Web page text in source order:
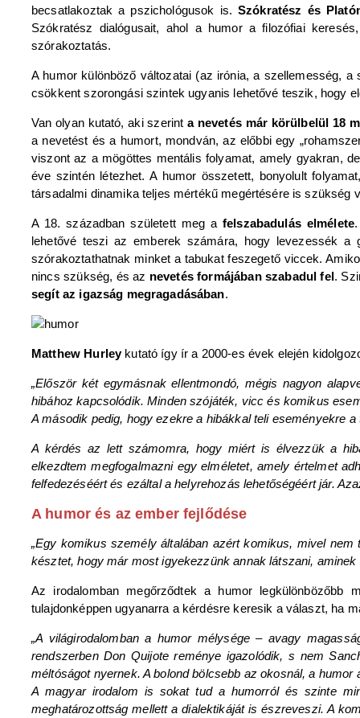
becsatlakoztak a pszichológusok is. Szókratész és
Szókratész dialógusait, ahol a humor a filozófiai
szórakoztatás.
A humor különböző változatai (az irónia, a szellemesség,
csökkent szorongási szintek ugyanis lehetővé teszik, hogy
Van olyan kutató, aki szerinta nevetés már körülbelül 18
a nevetést és a humort, mondván, az előbbi egy
viszont az a mögöttes mentális folyamat, amely gyakran,
éve szintén létezhet. A humor összetett, bonyolult
társadalmi dinamika teljes mértékű megértésére is szükség
A 18. században született meg a felszabadulás elmélete.
lehetővé teszi az emberek számára, hogy levezessék
szórakoztathatnak minket a tabukat feszegető viccek.
nincs szükség, és az nevetés formájában szabadul fel.
segít az igazság megragadásában.
Matthew Hurleykutató így ír a 2000-es évek elején
„Először két egymásnak ellentmondó, mégis nagyon
hibához kapcsolódik. Minden szójáték, vicc és komikus
A második pedig, hogy ezekre a hibákkal teli eseményekre
A kérdés az lett számomra, hogy miért is élvezzük a
elkezdtem megfogalmazni egy elméletet, amely értelmet
felfedezéséért és ezáltal a helyrehozás lehetőségéért jár.
A humor és az ember fejlődése
„Egy komikus személy általában azért komikus, mivel
késztet, hogy már most igyekezzünk annak látszani,
Az irodalomban megőrződtek a humor legkülönbözőbb
tulajdonképpen ugyanarra a kérdésre keresik a választ, ha
„A világirodalomban a humor mélysége – avagy
rendszerben Don Quijote reménye igazolódik, s nem
méltóságot nyernek. A bolond bölcsebb az okosnál, a
A magyar irodalom is sokat tud a humorról és szinte
meghatározottság mellett a dialektikáját is észreveszi. A